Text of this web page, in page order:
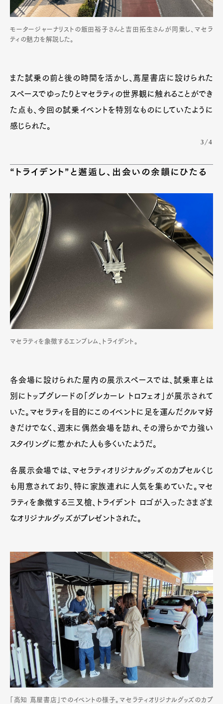
モータージャーナリストの飯田裕子さんと吉田拓生さんが同乗し、マセラ
ティの魅力を解説した。
また試乗の前と後の時間を活かし、蔦屋書店に設けられた
スペースでゆったりとマセラティの世界観に触れることができ
た点も、今回の試乗イベントを特別なものにしていたように
感じられた。
3/4
“トライデント”と邂逅し、出会いの余韻にひたる
マセラティを象徴するエンブレム、トライデント。
各会場に設けられた屋内の展示スペースでは、試乗車とは
別にトップグレードの「グレカーレ トロフェオ」が展示されて
いた。マセラティを目的にこのイベントに足を運んだクルマ好
きだけでなく、週末に偶然会場を訪れ、その滑らかで力強い
スタイリングに惹かれた人も多くいたようだ。
各展示会場では、マセラティオリジナルグッズのカプセルくじ
も用意されており、特に家族連れに人気を集めていた。マセ
ラティを象徴する三叉槍、トライデント ロゴが入ったさまざま
なオリジナルグッズがプレゼントされた。
「高知 蔦屋書店」でのイベントの様子。マセラティオリジナルグッズのカプ